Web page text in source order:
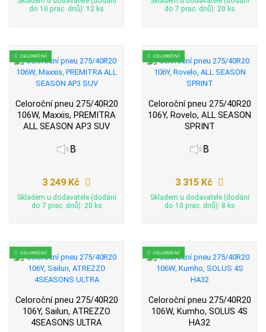
do 10 prac. dnů): 12 ks
do 7 prac. dnů): 20 ks
CELOROČNÍ
Celoroční pneu 275/40R20
106W, Maxxis, PREMITRA
ALL SEASON AP3 SUV
3 249 Kč
Skladem u dodavatele (dodání
do 7 prac. dnů): 20 ks
CELOROČNÍ
Celoroční pneu 275/40R20
106Y, Rovelo, ALL SEASON
SPRINT
3 315 Kč
Skladem u dodavatele (dodání
do 10 prac. dnů): 8 ks
CELOROČNÍ
Celoroční pneu 275/40R20
106Y, Sailun, ATREZZO
4SEASONS ULTRA
CELOROČNÍ
Celoroční pneu 275/40R20
106W, Kumho, SOLUS 4S
HA32